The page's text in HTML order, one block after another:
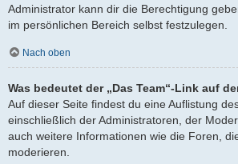
Administrator kann dir die Berechtigung
im persönlichen Bereich selbst festzulegen.
Nach oben
Was bedeutet der „Das Team“-Link auf
Auf dieser Seite findest du eine Auflistung
einschließlich der Administratoren, der
auch weitere Informationen wie die Foren,
moderieren.